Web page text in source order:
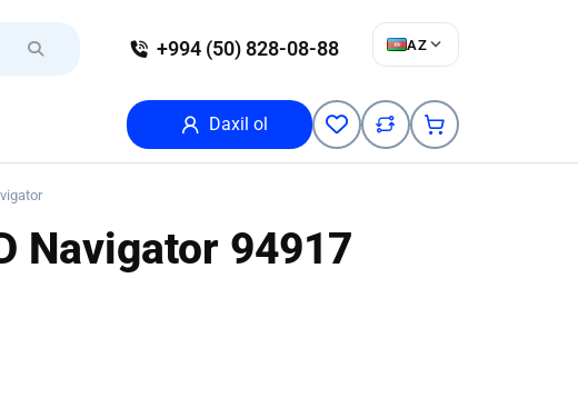
+994 (50) 828-08-88 AZ
Daxil ol
Navigator 94917